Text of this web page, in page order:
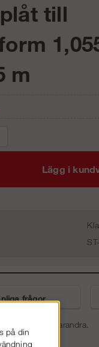
till
m
Lägg i
frågor
med varandra.
på din